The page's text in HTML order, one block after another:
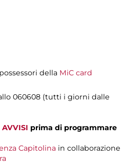
della MiC card
060608 (tutti i giorni dalle
AVVISI prima di programmare
Capitolina in collaborazione